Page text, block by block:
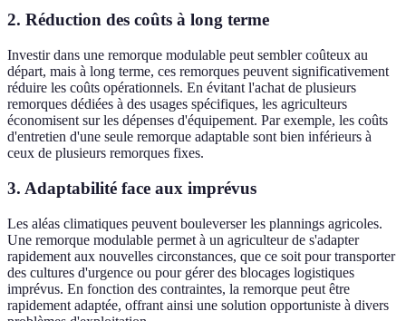
2. Réduction des coûts à long terme
Investir dans une remorque modulable peut sembler coûteux au
départ, mais à long terme, ces remorques peuvent significativement
réduire les coûts opérationnels. En évitant l'achat de plusieurs
remorques dédiées à des usages spécifiques, les agriculteurs
économisent sur les dépenses d'équipement. Par exemple, les coûts
d'entretien d'une seule remorque adaptable sont bien inférieurs à
ceux de plusieurs remorques fixes.
3. Adaptabilité face aux imprévus
Les aléas climatiques peuvent bouleverser les plannings agricoles.
Une remorque modulable permet à un agriculteur de s'adapter
rapidement aux nouvelles circonstances, que ce soit pour transporter
des cultures d'urgence ou pour gérer des blocages logistiques
imprévus. En fonction des contraintes, la remorque peut être
rapidement adaptée, offrant ainsi une solution opportuniste à divers